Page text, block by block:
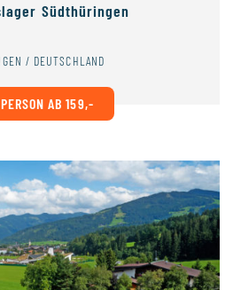
Südthüringen
/ DEUTSCHLAND
AB 159,-